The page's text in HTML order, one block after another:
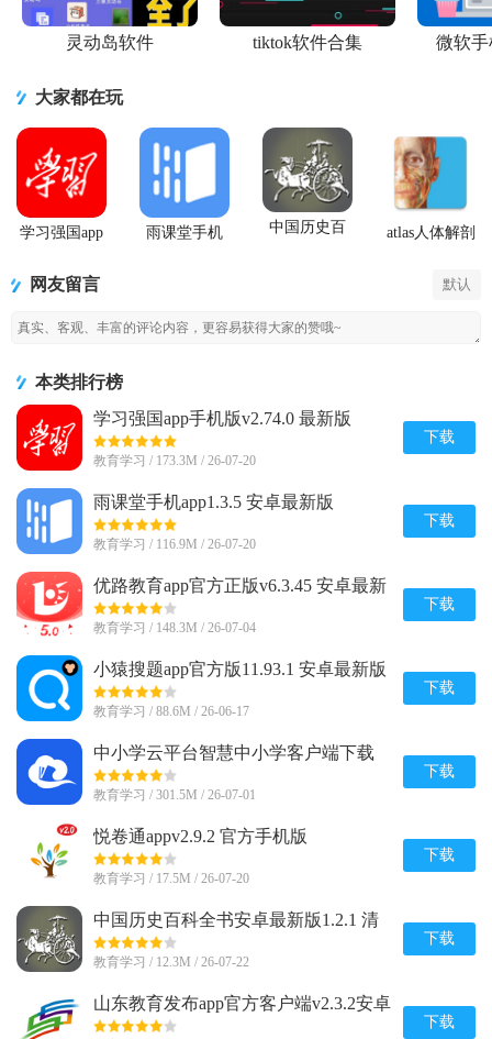
灵动岛软件 tiktok软件合集 微软手
大家都在玩
学习强国app
雨课堂手机
中国历史百
atlas人体解剖
网友留言 默认
本类排行榜
学习强国app手机版v2.74.0 最新版
教育学习 / 173.3M / 26-07-20
下载
雨课堂手机app1.3.5 安卓最新版
教育学习 / 116.9M / 26-07-20
下载
优路教育app官方正版v6.3.45 安卓最新
版
教育学习 / 148.3M / 26-07-04
下载
小猿搜题app官方版11.93.1 安卓最新版
教育学习 / 88.6M / 26-06-17
下载
中小学云平台智慧中小学客户端下载
8.0.9 官方最新版
教育学习 / 301.5M / 26-07-01
下载
悦卷通appv2.9.2 官方手机版
教育学习 / 17.5M / 26-07-20
下载
中国历史百科全书安卓最新版1.2.1 清
爽版
教育学习 / 12.3M / 26-07-22
下载
山东教育发布app官方客户端v2.3.2安卓
版
下载